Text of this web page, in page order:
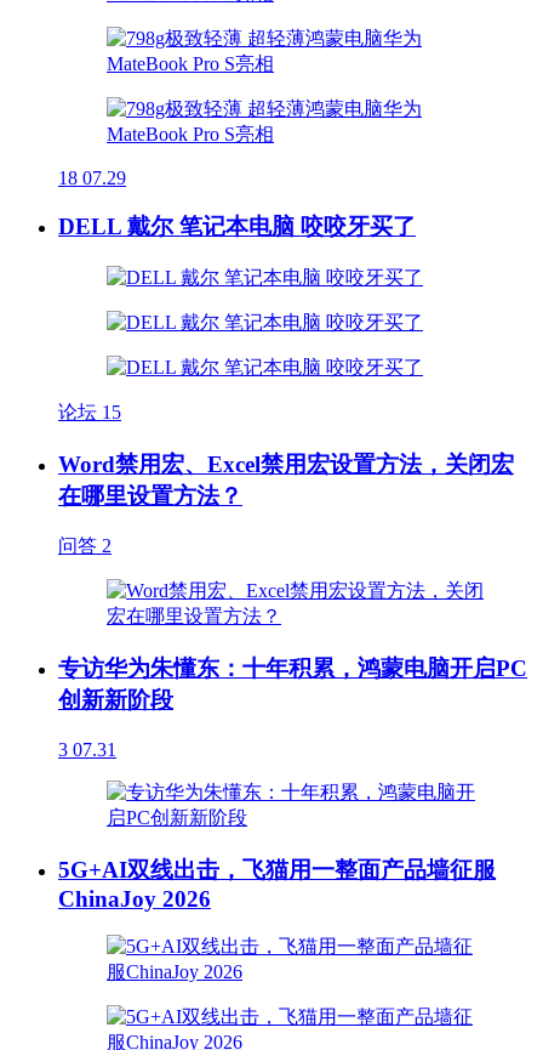
18 07.29
DELL 戴尔 笔记本电脑 咬咬牙买了
论坛 15
Word禁用宏、Excel禁用宏设置方法，关闭宏
在哪里设置方法？
问答 2
专访华为朱懂东：十年积累，鸿蒙电脑开启PC
创新新阶段
3 07.31
5G+AI双线出击，飞猫用一整面产品墙征服
ChinaJoy 2026